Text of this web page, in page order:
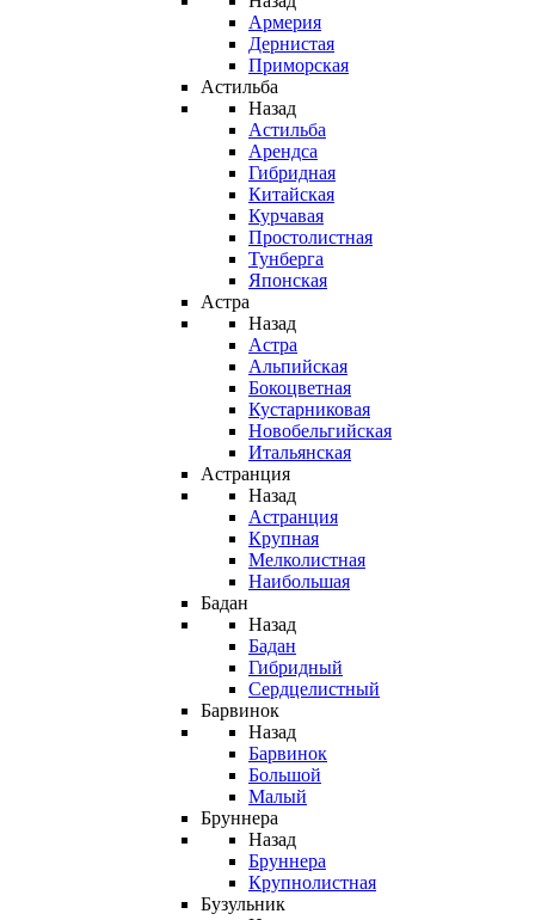
Армерия
Дернистая
Приморская
Астильба
Назад
Астильба
Арендса
Гибридная
Китайская
Курчавая
Простолистная
Тунберга
Японская
Астра
Назад
Астра
Альпийская
Бокоцветная
Кустарниковая
Новобельгийская
Итальянская
Астранция
Назад
Астранция
Крупная
Мелколистная
Наибольшая
Бадан
Назад
Бадан
Гибридный
Сердцелистный
Барвинок
Назад
Барвинок
Большой
Малый
Бруннера
Назад
Бруннера
Крупнолистная
Бузульник